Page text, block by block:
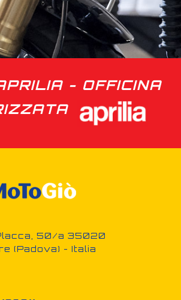
- OFFICINA
50/a 35020
(Padova) - Italia